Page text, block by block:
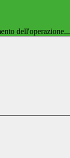
dell'operazione...